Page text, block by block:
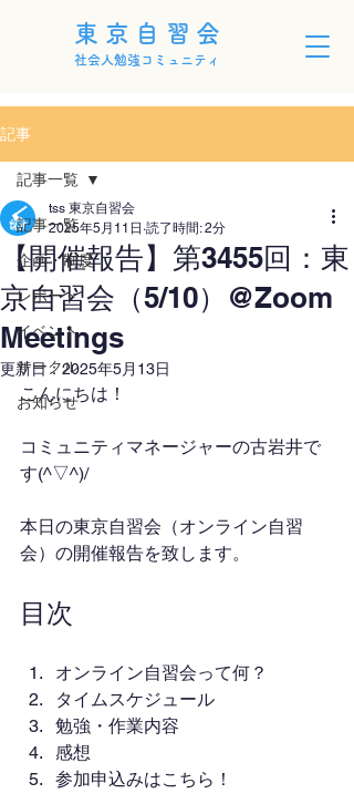
東京自習会
社会人勉強コミュニティ
記事
記事一覧
企画・制度
レポート
イベント
サークル
お知らせ
記事一覧
【開催報告】第3455回：東
京自習会（5/10）@Zoom
Meetings
tss 東京自習会
2025年5月11日 読了時間: 2分
更新日：2025年5月13日
こんにちは！
コミュニティマネージャーの古岩井で
す(^▽^)/
本日の東京自習会（オンライン自習
会）の開催報告を致します。
目次
オンライン自習会って何？
タイムスケジュール
勉強・作業内容
感想
参加申込みはこちら！